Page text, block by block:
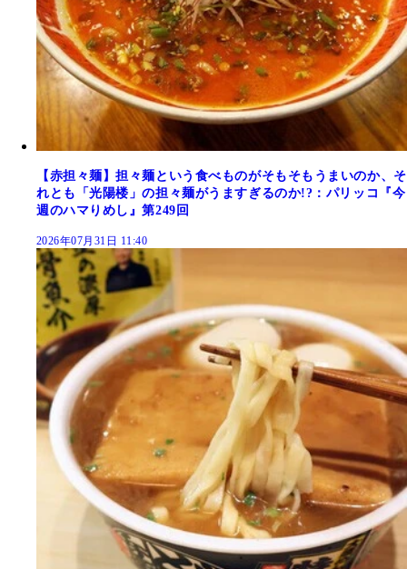
【赤担々麺】担々麺という食べものがそもそもうまいのか、そ
れとも「光陽楼」の担々麺がうますぎるのか!?：パリッコ『今
週のハマりめし』第249回
2026年07月31日 11:40